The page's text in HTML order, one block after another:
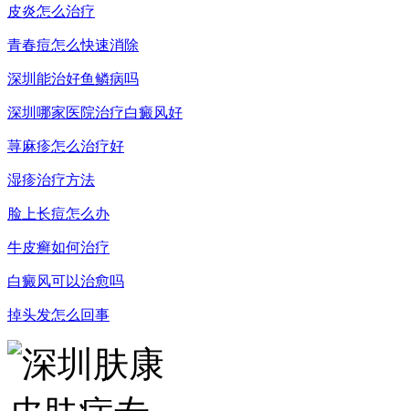
皮炎怎么治疗
青春痘怎么快速消除
深圳能治好鱼鳞病吗
深圳哪家医院治疗白癜风好
荨麻疹怎么治疗好
湿疹治疗方法
脸上长痘怎么办
牛皮癣如何治疗
白癜风可以治愈吗
掉头发怎么回事